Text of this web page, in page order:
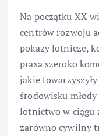
Na początku XX
centrów rozwoju
pokazy lotnicze,
prasa szeroko
jakie
środowisku
lotnictwo w ciągu
zarówno cywilny